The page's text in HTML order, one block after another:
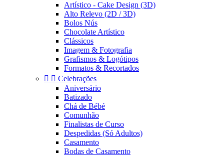
Artístico - Cake Design (3D)
Alto Relevo (2D / 3D)
Bolos Nús
Chocolate Artístico
Clássicos
Imagem & Fotografia
Grafismos & Logótipos
Formatos & Recortados
  Celebrações
Aniversário
Batizado
Chá de Bébé
Comunhão
Finalistas de Curso
Despedidas (Só Adultos)
Casamento
Bodas de Casamento